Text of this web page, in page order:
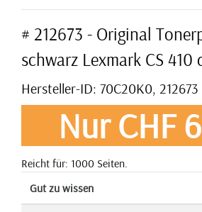
# 212673 - Original
schwarz Lexmark CS 410
Hersteller-ID: 70C20K0, 212673
Nur CHF
Reicht für: 1000 Seiten.
Gut zu wissen